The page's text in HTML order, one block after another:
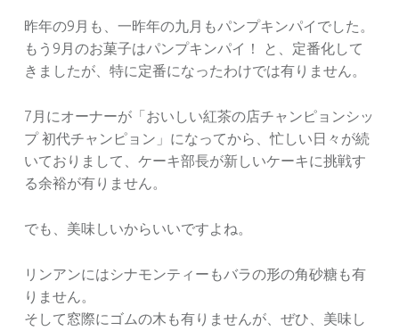
昨年の9月も、一昨年の九月もパンプキンパイでした。
もう9月のお菓子はパンプキンパイ！ と、定番化して
きましたが、特に定番になったわけでは有りません。
7月にオーナーが「おいしい紅茶の店チャンピョンシッ
プ 初代チャンピョン」になってから、忙しい日々が続
いておりまして、ケーキ部長が新しいケーキに挑戦す
る余裕が有りません。
でも、美味しいからいいですよね。
リンアンにはシナモンティーもバラの形の角砂糖も有
りません。
そして窓際にゴムの木も有りませんが、ぜひ、美味し